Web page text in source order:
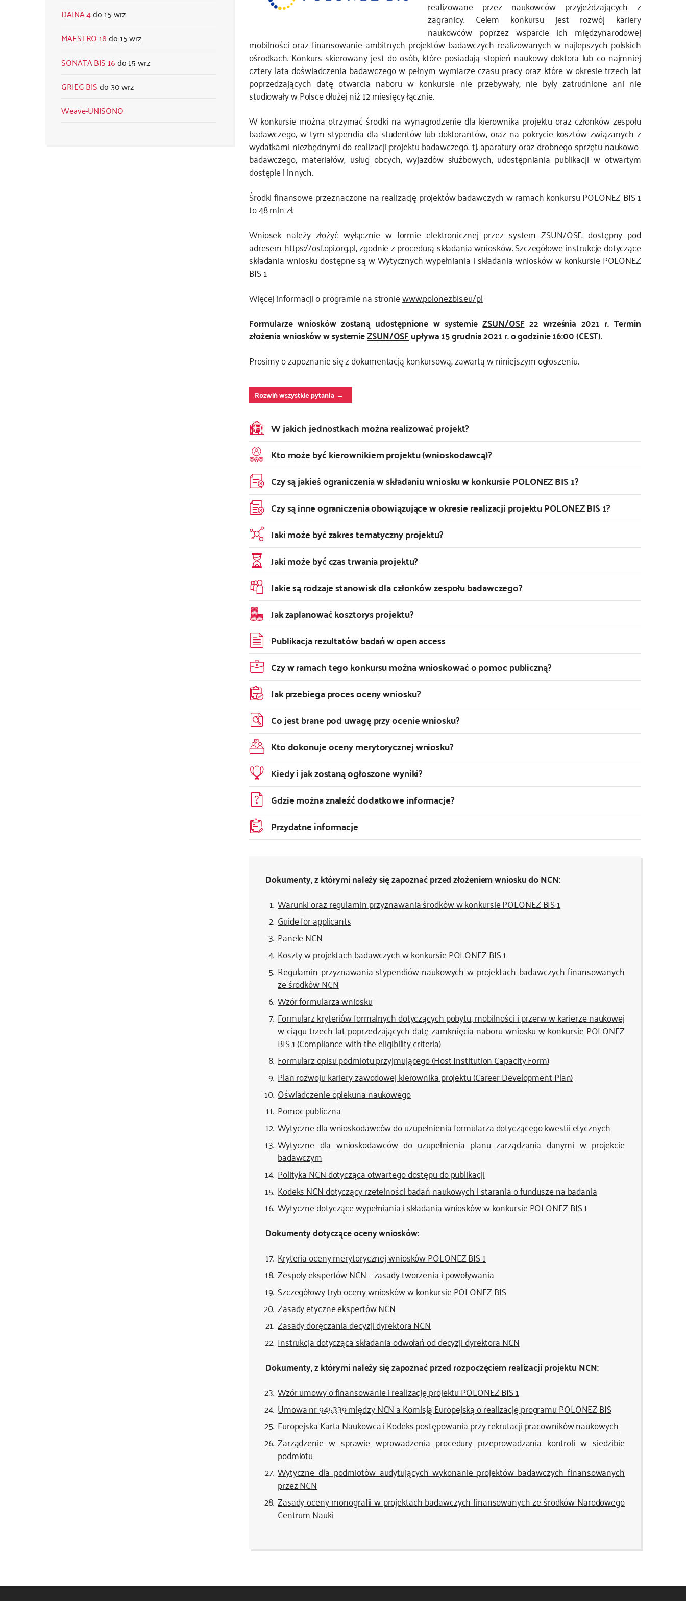
DAINA 4
15 wrz
MAESTRO 18
15 wrz
SONATA BIS 16
15 wrz
GRIEG BIS
30 wrz
Weave-UNISONO
realizowane przez naukowców przyjeżdzających z
zagranicy. Celem konkursu jest rozwój kariery
naukowców poprzez wsparcie ich międzynarodowej
mobilności oraz finansowanie ambitnych projektów badawczych realizowanych w najlepszych polskich
ośrodkach. Konkurs skierowany jest do osób, które posiadają stopień naukowy doktora lub co najmniej
cztery lata doświadczenia badawczego w pełnym wymiarze czasu pracy oraz które w okresie trzech lat
poprzedzających datę otwarcia naboru w konkursie nie przebywały, nie były zatrudnione ani nie
studiowały w Polsce dłużej niż 12 miesięcy łącznie.
W konkursie można otrzymać środki na wynagrodzenie dla kierownika projektu oraz członków zespołu
badawczego, w tym stypendia dla studentów lub doktorantów, oraz na pokrycie kosztów związanych z
wydatkami niezbędnymi do realizacji projektu badawczego, tj. aparatury oraz drobnego sprzętu naukowo-
badawczego, materiałów, usług obcych, wyjazdów służbowych, udostępniania publikacji w otwartym
dostępie i innych.
Środki finansowe przeznaczone na realizację projektów badawczych w ramach konkursu POLONEZ BIS 1
to 48 mln zł.
Wniosek należy złożyć wyłącznie w formie elektronicznej przez system ZSUN/OSF, dostępny pod
adresem https://osf.opi.org.pl, zgodnie z procedurą składania wniosków. Szczegółowe instrukcje dotyczące
składania wniosku dostępne są w Wytycznych wypełniania i składania wniosków w konkursie POLONEZ
BIS 1.
Więcej informacji o programie na stroniewww.polonezbis.eu/pl
Formularze wniosków zostaną udostępnione w systemieZSUN/OSF22 września 2021 r. Termin
złożenia wniosków w systemieZSUN/OSFupływa 15 grudnia 2021 r. o godzinie 16:00 (CEST).
Prosimy o zapoznanie się z dokumentacją konkursową, zawartą w niniejszym ogłoszeniu.
Rozwiń wszystkie pytania
W jakich jednostkach można realizować projekt?
Kto może być kierownikiem projektu (wnioskodawcą)?
Czy są jakieś ograniczenia w składaniu wniosku w konkursie POLONEZ BIS 1?
Czy są inne ograniczenia obowiązujące w okresie realizacji projektu POLONEZ BIS 1?
Jaki może być zakres tematyczny projektu?
Jaki może być czas trwania projektu?
Jakie są rodzaje stanowisk dla członków zespołu badawczego?
Jak zaplanować kosztorys projektu?
Publikacja rezultatów badań w open access
Czy w ramach tego konkursu można wnioskować o pomoc publiczną?
Jak przebiega proces oceny wniosku?
Co jest brane pod uwagę przy ocenie wniosku?
Kto dokonuje oceny merytorycznej wniosku?
Kiedy i jak zostaną ogłoszone wyniki?
Gdzie można znaleźć dodatkowe informacje?
Przydatne informacje
Dokumenty, z którymi należy się zapoznać przed złożeniem wniosku do NCN:
Warunki oraz regulamin przyznawania środków w konkursie POLONEZ BIS 1
Guide for applicants
Panele NCN
Koszty w projektach badawczych w konkursie POLONEZ BIS 1
Regulamin przyznawania stypendiów naukowych w projektach badawczych finansowanych
ze środków NCN
Wzór formularza wniosku
Formularz kryteriów formalnych dotyczących pobytu, mobilności i przerw w karierze naukowej
w ciągu trzech lat poprzedzających datę zamknięcia naboru wniosku w konkursie POLONEZ
BIS 1 (Compliance with the eligibility criteria)
Formularz opisu podmiotu przyjmującego (Host Institution Capacity Form)
Plan rozwoju kariery zawodowej kierownika projektu (Career Development Plan)
Oświadczenie opiekuna naukowego
Pomoc publiczna
Wytyczne dla wnioskodawców do uzupełnienia formularza dotyczącego kwestii etycznych
Wytyczne dla wnioskodawców do uzupełnienia planu zarządzania danymi w projekcie
badawczym
Polityka NCN dotycząca otwartego dostępu do publikacji
Kodeks NCN dotyczący rzetelności badań naukowych i starania o fundusze na badania
Wytyczne dotyczące wypełniania i składania wniosków w konkursie POLONEZ BIS 1
Dokumenty dotyczące oceny wniosków:
Kryteria oceny merytorycznej wniosków POLONEZ BIS 1
Zespoły ekspertów NCN – zasady tworzenia i powoływania
Szczegółowy tryb oceny wniosków w konkursie POLONEZ BIS
Zasady etyczne ekspertów NCN
Zasady doręczania decyzji dyrektora NCN
Instrukcja dotycząca składania odwołań od decyzji dyrektora NCN
Dokumenty, z którymi należy się zapoznać przed rozpoczęciem realizacji projektu NCN:
Wzór umowy o finansowanie i realizację projektu POLONEZ BIS 1
Umowa nr 945339 między NCN a Komisją Europejską o realizację programu POLONEZ BIS
Europejska Karta Naukowca i Kodeks postępowania przy rekrutacji pracowników naukowych
Zarządzenie w sprawie wprowadzenia procedury przeprowadzania kontroli w siedzibie
podmiotu
Wytyczne dla podmiotów audytujących wykonanie projektów badawczych finansowanych
przez NCN
Zasady oceny monografii w projektach badawczych finansowanych ze środków Narodowego
Centrum Nauki